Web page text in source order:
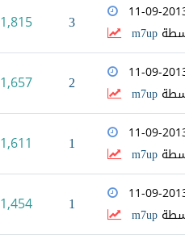
11-09-
m7up
3
1,815
11-09-
m7up
2
1,657
11-09-
m7up
1
1,611
11-09-
m7up
1
1,454